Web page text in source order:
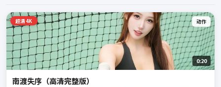
超清4K 动作
0:20
南渡失序（高清完整版）